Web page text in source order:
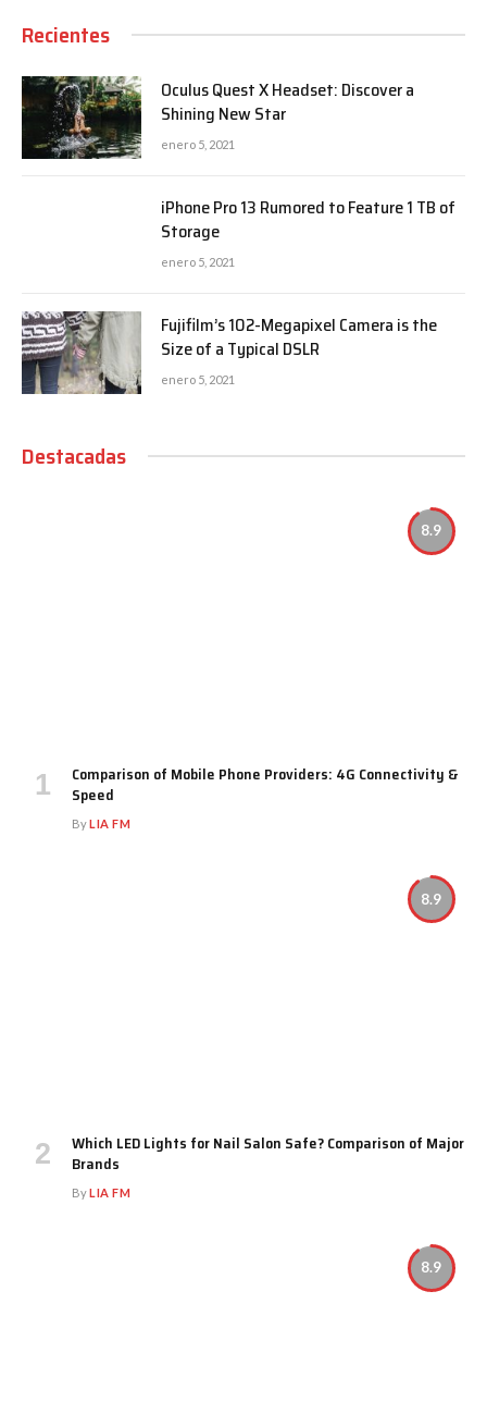
Recientes
Oculus Quest X Headset: Discover a
Shining New Star
enero 5, 2021
iPhone Pro 13 Rumored to Feature 1 TB of
Storage
enero 5, 2021
Fujifilm’s 102-Megapixel Camera is the
Size of a Typical DSLR
enero 5, 2021
Destacadas
8.9
Comparison of Mobile Phone Providers: 4G Connectivity &
Speed
ByLIA FM
8.9
Which LED Lights for Nail Salon Safe? Comparison of Major
Brands
ByLIA FM
8.9